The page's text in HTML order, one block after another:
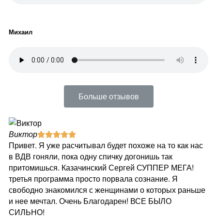
Михаил
Больше отзывов
Виктор
Привет. Я уже расчитывал будет похоже на то как нас
в ВДВ гоняли, пока одну спичку догонишь так
притомишься. Казачинский Сергей СУППЕР МЕГА!
третья программа просто порвала сознание. Я
свободно знакомился с женщинами о которых раньше
и нее мечтал. Очень Благодарен! ВСЕ БЫЛО
СИЛЬНО!